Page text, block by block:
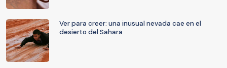
Ver para creer: una inusual nevada cae en el
desierto del Sahara